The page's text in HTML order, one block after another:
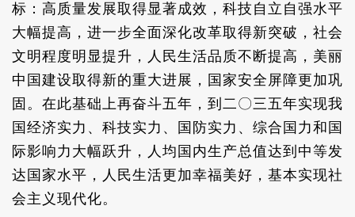
标：高质量发展取得显著成效，科技自立自强水平
大幅提高，进一步全面深化改革取得新突破，社会
文明程度明显提升，人民生活品质不断提高，美丽
中国建设取得新的重大进展，国家安全屏障更加巩
固。在此基础上再奋斗五年，到二〇三五年实现我
国经济实力、科技实力、国防实力、综合国力和国
际影响力大幅跃升，人均国内生产总值达到中等发
达国家水平，人民生活更加幸福美好，基本实现社
会主义现代化。